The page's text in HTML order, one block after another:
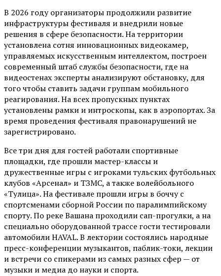
В 2026 году организаторы продолжили развитие
инфраструктуры фестиваля и внедрили новые
решения в сфере безопасности. На территории
установлена сотня инновационных видеокамер,
управляемых искусственным интеллектом, построен
современный штаб службы безопасности, где на
видеостенах эксперты анализируют обстановку, для
того чтобы ставить задачи группам мобильного
реагирования. На всех пропускных пунктах
установлены рамки и интроскопы, как в аэропортах. За
время проведения фестиваля правонарушений не
зарегистрировано.
Все три дня для гостей работали спортивные
площадки, где прошли мастер-классы и
дружественные игры с игроками тульских футбольных
клубов «Арсенал» и ТЗМС, а также волейбольного
«Тулица». На фестивале прошли игры в боччу с
спортсменами сборной России по паралимпийскому
спорту. По реке Вашана проходили сап-прогулки, а на
специально оборудованной трассе гости тестировали
автомобили HAVAL. В лектории состоялись народные
пресс-конференции музыкантов, паблик-токи, лекции
и встречи со спикерами из самых разных сфер — от
музыки и медиа до науки и спорта.